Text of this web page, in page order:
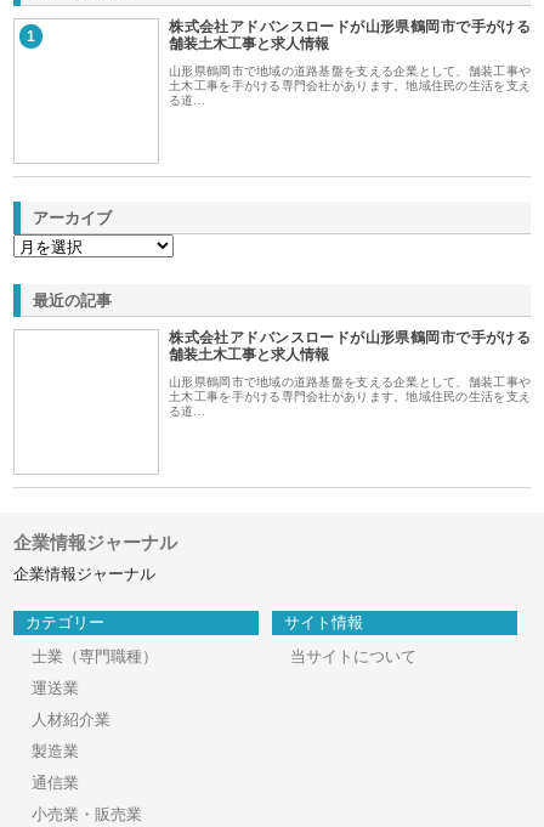
1
株式会社アドバンスロードが山形県鶴岡市で手がける
舗装土木工事と求人情報
山形県鶴岡市で地域の道路基盤を支える企業として、舗装工事や
土木工事を手がける専門会社があります。地域住民の生活を支え
る道…
アーカイブ
最近の記事
株式会社アドバンスロードが山形県鶴岡市で手がける
舗装土木工事と求人情報
山形県鶴岡市で地域の道路基盤を支える企業として、舗装工事や
土木工事を手がける専門会社があります。地域住民の生活を支え
る道…
企業情報ジャーナル
企業情報ジャーナル
カテゴリー
士業（専門職種）
運送業
人材紹介業
製造業
通信業
小売業・販売業
サイト情報
当サイトについて